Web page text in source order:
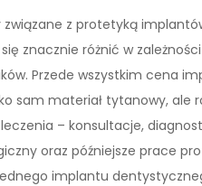
związane z protetyką
znacznie różnić w
Przede wszystkim cena
sam materiał tytanowy, ale
– konsultacje,
oraz późniejsze prace
implantu